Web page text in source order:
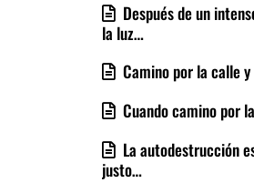
Después de un
la luz…
Camino por la calle
Cuando camino por
La autodestrucción
justo…